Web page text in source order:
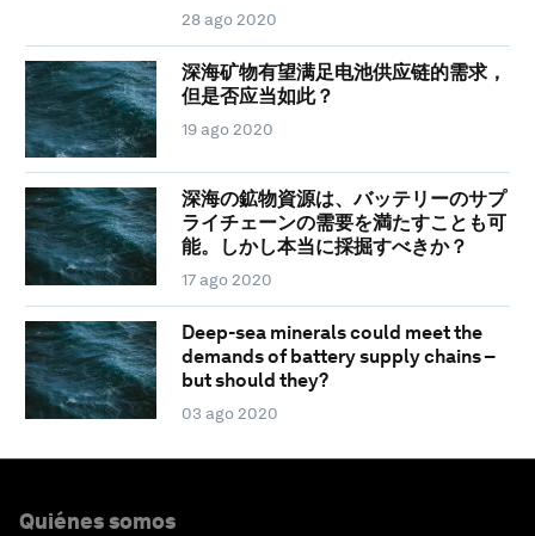
28 ago 2020
深海矿物有望满足电池供应链的需求，
但是否应当如此？
19 ago 2020
深海の鉱物資源は、バッテリーのサプ
ライチェーンの需要を満たすことも可
能。しかし本当に採掘すべきか？
17 ago 2020
Deep-sea minerals could meet the
demands of battery supply chains –
but should they?
03 ago 2020
Quiénes somos